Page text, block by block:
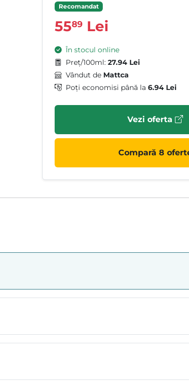
Recomandat
5589 Lei
În stocul online
Preț/100ml: 27.94 Lei
Vândut de Mattca
Poți economisi până la 6.94 Lei
Vezi oferta
Compară 8